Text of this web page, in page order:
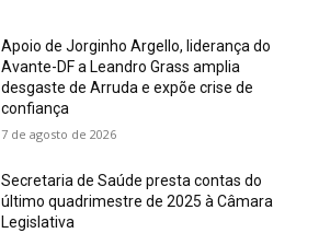
Apoio de Jorginho Argello, liderança do
Avante-DF a Leandro Grass amplia
desgaste de Arruda e expõe crise de
confiança
7 de agosto de 2026
Secretaria de Saúde presta contas do
último quadrimestre de 2025 à Câmara
Legislativa